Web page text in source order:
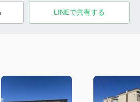
LINEで共有する